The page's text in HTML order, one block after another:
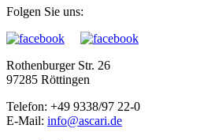
Folgen Sie uns:
Rothenburger Str. 26
97285 Röttingen
Telefon: +49 9338/97 22-0
E-Mail: